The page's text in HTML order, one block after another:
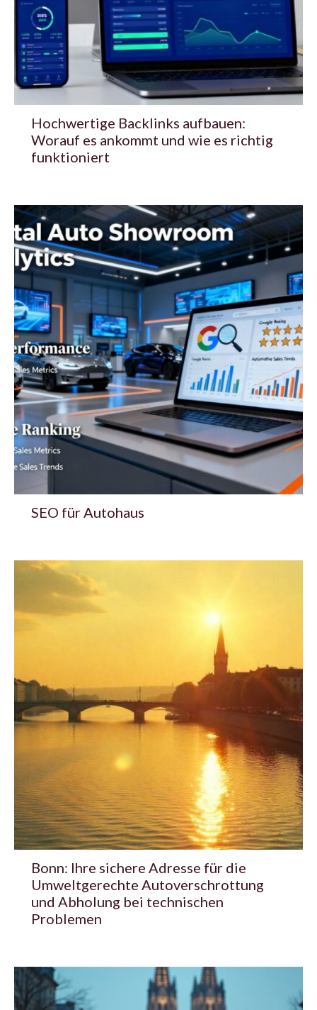
Hochwertige Backlinks aufbauen:
Worauf es ankommt und wie es richtig
funktioniert
SEO für Autohaus
Bonn: Ihre sichere Adresse für die
Umweltgerechte Autoverschrottung
und Abholung bei technischen
Problemen